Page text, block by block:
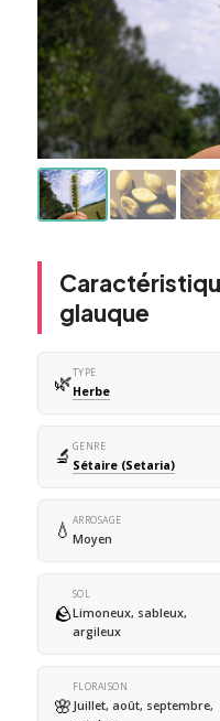
glauque
🌿TYPE
Herbe
🔬 GENRE
Sétaire (Setaria)
💧 ARROSAGE
Moyen
🪨
SOL
Limoneux, sableux,
argileux
🌸
FLORAISON
Juillet, août, septembre,